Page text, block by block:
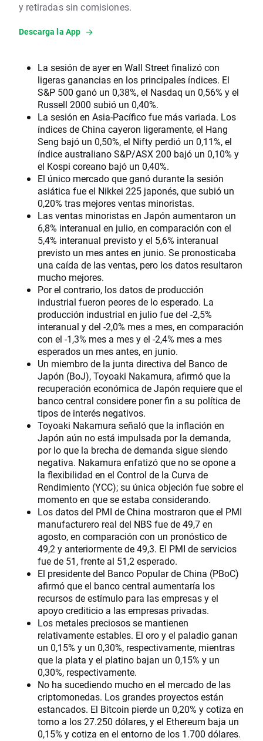
y retiradas sin comisiones.
Descarga la App
La sesión de ayer en Wall Street finalizó con
ligeras ganancias en los principales índices. El
S&P 500 ganó un 0,38%, el Nasdaq un 0,56% y el
Russell 2000 subió un 0,40%.
La sesión en Asia-Pacífico fue más variada. Los
índices de China cayeron ligeramente, el Hang
Seng bajó un 0,50%, el Nifty perdió un 0,11%, el
índice australiano S&P/ASX 200 bajó un 0,10% y
el Kospi coreano bajó un 0,40%.
El único mercado que ganó durante la sesión
asiática fue el Nikkei 225 japonés, que subió un
0,20% tras mejores ventas minoristas.
Las ventas minoristas en Japón aumentaron un
6,8% interanual en julio, en comparación con el
5,4% interanual previsto y el 5,6% interanual
previsto un mes antes en junio. Se pronosticaba
una caída de las ventas, pero los datos resultaron
mucho mejores.
Por el contrario, los datos de producción
industrial fueron peores de lo esperado. La
producción industrial en julio fue del -2,5%
interanual y del -2,0% mes a mes, en comparación
con el -1,3% mes a mes y el -2,4% mes a mes
esperados un mes antes, en junio.
Un miembro de la junta directiva del Banco de
Japón (BoJ), Toyoaki Nakamura, afirmó que la
recuperación económica de Japón requiere que el
banco central considere poner fin a su política de
tipos de interés negativos.
Toyoaki Nakamura señaló que la inflación en
Japón aún no está impulsada por la demanda,
por lo que la brecha de demanda sigue siendo
negativa. Nakamura enfatizó que no se opone a
la flexibilidad en el Control de la Curva de
Rendimiento (YCC); su única objeción fue sobre el
momento en que se estaba considerando.
Los datos del PMI de China mostraron que el PMI
manufacturero real del NBS fue de 49,7 en
agosto, en comparación con un pronóstico de
49,2 y anteriormente de 49,3. El PMI de servicios
fue de 51, frente al 51,2 esperado.
El presidente del Banco Popular de China (PBoC)
afirmó que el banco central aumentaría los
recursos de estímulo para las empresas y el
apoyo crediticio a las empresas privadas.
Los metales preciosos se mantienen
relativamente estables. El oro y el paladio ganan
un 0,15% y un 0,30%, respectivamente, mientras
que la plata y el platino bajan un 0,15% y un
0,30%, respectivamente.
No ha sucediendo mucho en el mercado de las
criptomonedas. Los grandes proyectos están
estancados. El Bitcoin pierde un 0,20% y cotiza en
torno a los 27.250 dólares, y el Ethereum baja un
0,15% y cotiza en el entorno de los 1.700 dólares.